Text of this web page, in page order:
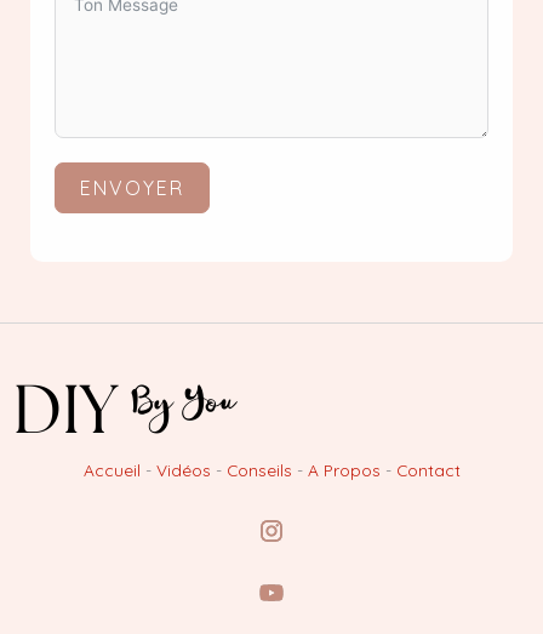
ENVOYER
Accueil - Vidéos - Conseils - A Propos - Contact